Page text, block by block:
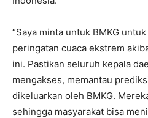
“Saya minta untuk BMKG
peringatan cuaca ekstrem
ini. Pastikan seluruh kepala
mengakses, memantau
dikeluarkan oleh BMKG.
sehingga masyarakat bisa